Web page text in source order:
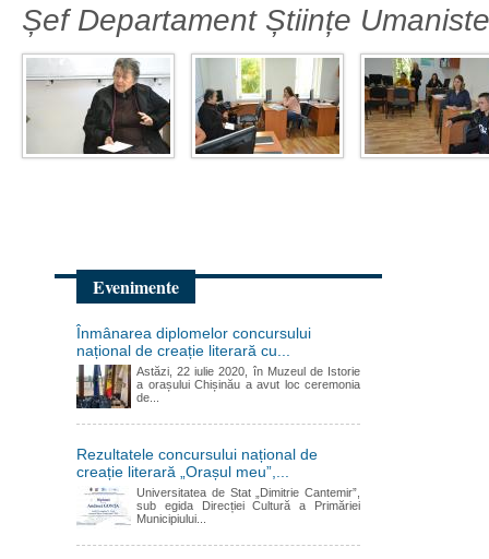
Șef Departament Științe Umaniste
Evenimente
Înmânarea diplomelor concursului
național de creație literară cu...
Astăzi, 22 iulie 2020, în Muzeul de Istorie
a orașului Chișinău a avut loc ceremonia
de...
Rezultatele concursului național de
creație literară „Orașul meu”,...
Universitatea de Stat „Dimitrie Cantemir”,
sub egida Direcției Cultură a Primăriei
Municipiului...